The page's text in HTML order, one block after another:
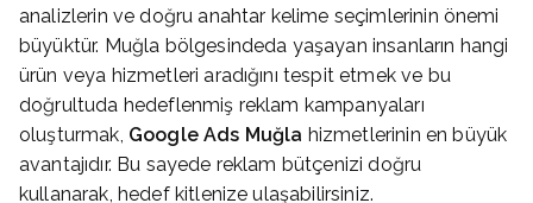
analizlerin ve doğru anahtar kelime seçimlerinin önemi
büyüktür. Muğla bölgesindeda yaşayan insanların hangi
ürün veya hizmetleri aradığını tespit etmek ve bu
doğrultuda hedeflenmiş reklam kampanyaları
oluşturmak, Google Ads Muğla hizmetlerinin en büyük
avantajıdır. Bu sayede reklam bütçenizi doğru
kullanarak, hedef kitlenize ulaşabilirsiniz.